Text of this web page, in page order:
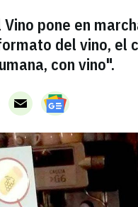
pone en
del vino, el
con vino".
Email